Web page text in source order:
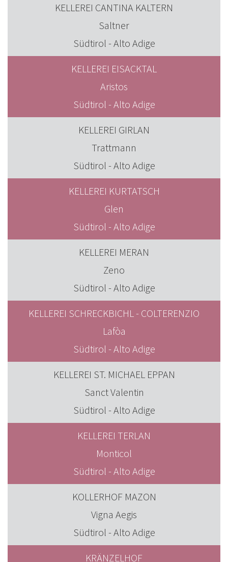
KELLEREI CANTINA KALTERN
Saltner
Südtirol - Alto Adige
KELLEREI EISACKTAL
Aristos
Südtirol - Alto Adige
KELLEREI GIRLAN
Trattmann
Südtirol - Alto Adige
KELLEREI KURTATSCH
Glen
Südtirol - Alto Adige
KELLEREI MERAN
Zeno
Südtirol - Alto Adige
KELLEREI SCHRECKBICHL - COLTERENZIO
Lafòa
Südtirol - Alto Adige
KELLEREI ST. MICHAEL EPPAN
Sanct Valentin
Südtirol - Alto Adige
KELLEREI TERLAN
Monticol
Südtirol - Alto Adige
KOLLERHOF MAZON
Vigna Aegis
Südtirol - Alto Adige
KRÄNZELHOF